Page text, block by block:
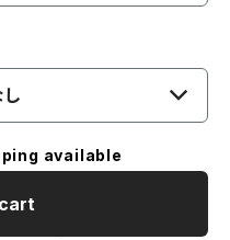
available